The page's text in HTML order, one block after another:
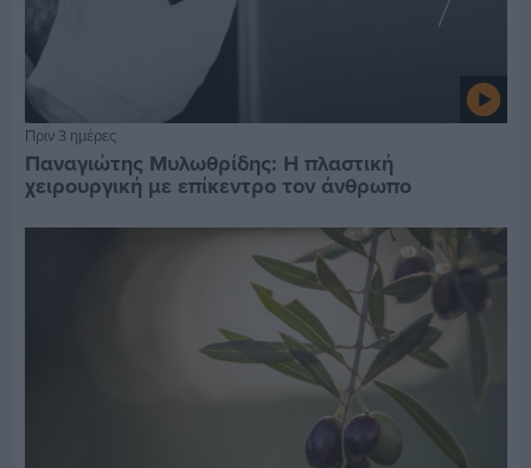
Πριν 3 ημέρες
Παναγιώτης Μυλωθρίδης: Η πλαστική
χειρουργική με επίκεντρο τον άνθρωπο